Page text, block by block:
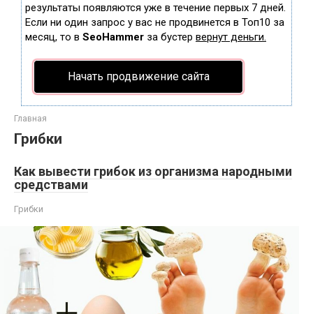
результаты появляются уже в течение первых 7 дней.
Если ни один запрос у вас не продвинется в Топ10 за
месяц, то в SeoHammer за бустер вернут деньги.
Начать продвижение сайта
Главная
Грибки
Как вывести грибок из организма народными
средствами
Грибки